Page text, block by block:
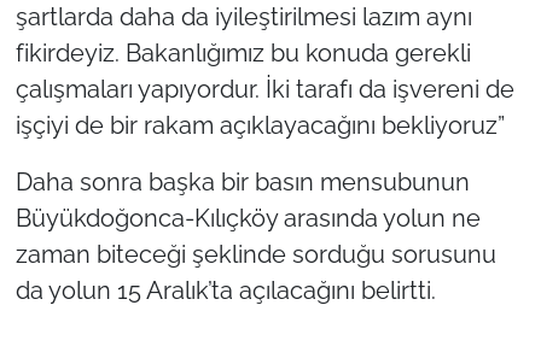
şartlarda daha da iyileştirilmesi lazım aynı
fikirdeyiz. Bakanlığımız bu konuda gerekli
çalışmaları yapıyordur. İki tarafı da işvereni de
işçiyi de bir rakam açıklayacağını bekliyoruz”
Daha sonra başka bir basın mensubunun
Büyükdoğonca-Kılıçköy arasında yolun ne
zaman biteceği şeklinde sorduğu sorusunu
da yolun 15 Aralık’ta açılacağını belirtti.